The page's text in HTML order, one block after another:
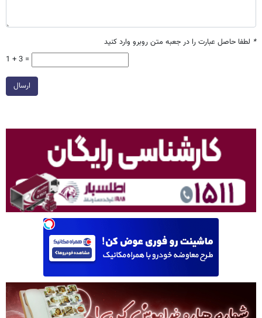
* لطفا حاصل عبارت را در جعبه متن روبرو وارد کنید
1 + 3 =
ارسال